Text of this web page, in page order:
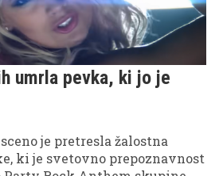
umrla pevka, ki jo je
je pretresla žalostna
ki je svetovno prepoznavnost